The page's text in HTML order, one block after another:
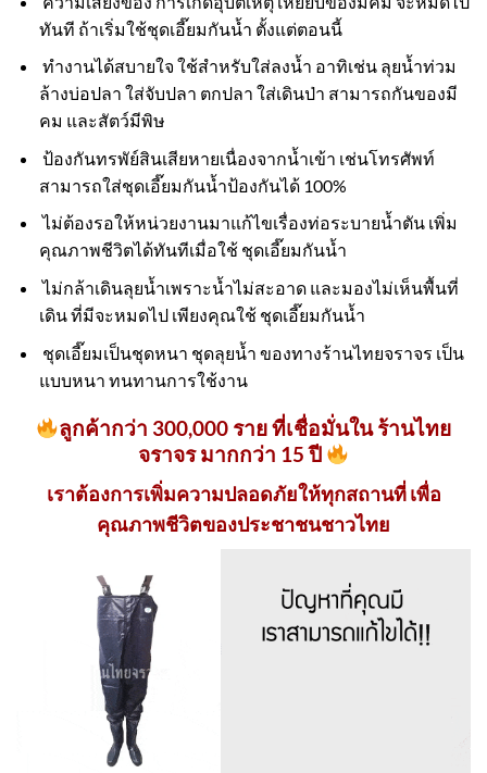
ทันที ถ้าเริ่มใช้ชุดเอี๊ยมกันน้ำ ตั้งแต่ตอนนี้
ทำงานได้สบายใจ ใช้สำหรับใส่ลงน้ำ อาทิเช่น ลุยน้ำท่วม
ล้างบ่อปลา ใส่จับปลา ตกปลา ใส่เดินป่า สามารถกันของมี
คม และสัตว์มีพิษ
ป้องกันทรพัย์สินเสียหายเนื่องจากน้ำเข้า เช่นโทรศัพท์
สามารถใส่ชุดเอี๊ยมกันน้ำป้องกันได้ 100%
ไม่ต้องรอให้หน่วยงานมาแก้ไขเรื่องท่อระบายน้ำตัน เพิ่ม
คุณภาพชีวิตได้ทันทีเมื่อใช้ ชุดเอี๊ยมกันน้ำ
ไม่กล้าเดินลุยน้ำเพราะน้ำไม่สะอาด และมองไม่เห็นพื้นที่
เดิน ที่มีจะหมดไป เพียงคุณใช้ ชุดเอี๊ยมกันน้ำ
ชุดเอี๊ยมเป็นชุดหนา ชุดลุยน้ำ ของทางร้านไทยจราจร เป็น
แบบหนา ทนทานการใช้งาน
ลูกค้ากว่า 300,000 ราย ที่เชื่อมั่นใน ร้านไทย
จราจร มากกว่า 15 ปี
เราต้องการเพิ่มความปลอดภัยให้ทุกสถานที่ เพื่อ
คุณภาพชีวิตของประชาชนชาวไทย